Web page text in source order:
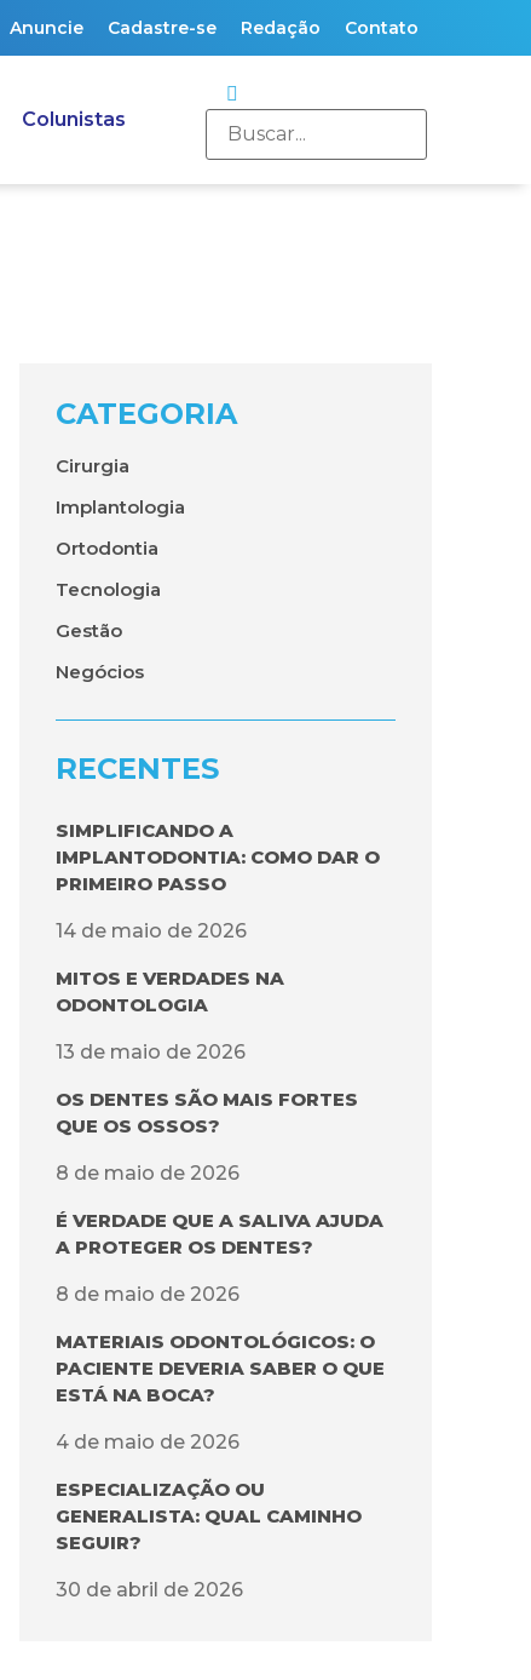
Anuncie Cadastre-se Redação Contato
Colunistas
CATEGORIA
Cirurgia
Implantologia
Ortodontia
Tecnologia
Gestão
Negócios
RECENTES
SIMPLIFICANDO A
IMPLANTODONTIA: COMO DAR O
PRIMEIRO PASSO
14 de maio de 2026
MITOS E VERDADES NA
ODONTOLOGIA
13 de maio de 2026
OS DENTES SÃO MAIS FORTES
QUE OS OSSOS?
8 de maio de 2026
É VERDADE QUE A SALIVA AJUDA
A PROTEGER OS DENTES?
8 de maio de 2026
MATERIAIS ODONTOLÓGICOS: O
PACIENTE DEVERIA SABER O QUE
ESTÁ NA BOCA?
4 de maio de 2026
ESPECIALIZAÇÃO OU
GENERALISTA: QUAL CAMINHO
SEGUIR?
30 de abril de 2026